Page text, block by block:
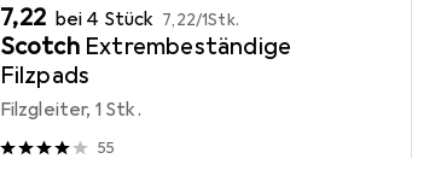
EUR
7,22 bei 4 Stück EUR
7,22/1Stk.
Scotch Extrembeständige
Filzpads
Filzgleiter, 1 Stk.
55